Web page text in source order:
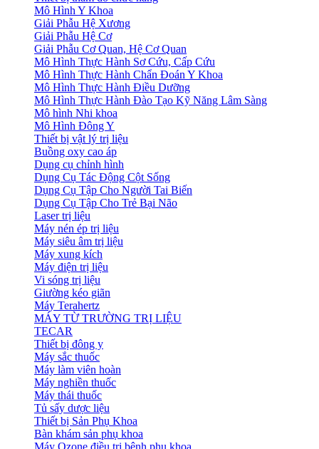
Mô Hình Y Khoa
Giải Phẫu Hệ Xương
Giải Phẫu Hệ Cơ
Giải Phẫu Cơ Quan, Hệ Cơ Quan
Mô Hình Thực Hành Sơ Cứu, Cấp Cứu
Mô Hình Thực Hành Chẩn Đoán Y Khoa
Mô Hình Thực Hành Điều Dưỡng
Mô Hình Thực Hành Đào Tạo Kỹ Năng Lâm Sàng
Mô hình Nhi khoa
Mô Hình Đông Y
Thiết bị vật lý trị liệu
Buồng oxy cao áp
Dụng cụ chỉnh hình
Dụng Cụ Tác Động Cột Sống
Dụng Cụ Tập Cho Người Tai Biến
Dụng Cụ Tập Cho Trẻ Bại Não
Laser trị liệu
Máy nén ép trị liệu
Máy siêu âm trị liệu
Máy xung kích
Máy điện trị liệu
Vi sóng trị liệu
Giường kéo giãn
Máy Terahertz
MÁY TỪ TRƯỜNG TRỊ LIỆU
TECAR
Thiết bị đông y
Máy sắc thuốc
Máy làm viên hoàn
Máy nghiền thuốc
Máy thái thuốc
Tủ sấy dược liệu
Thiết bị Sản Phụ Khoa
Bàn khám sản phụ khoa
Máy Ozone điều trị bệnh phụ khoa